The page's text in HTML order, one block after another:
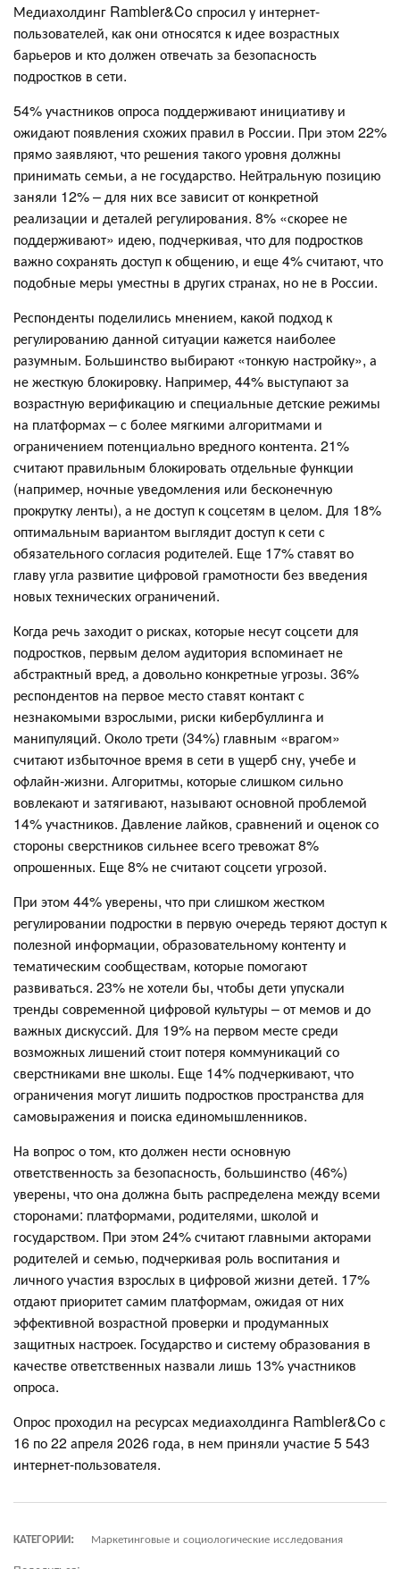
Медиахолдинг Rambler&Co спросил у интернет-
пользователей, как они относятся к идее возрастных
барьеров и кто должен отвечать за безопасность
подростков в сети.
54% участников опроса поддерживают инициативу и
ожидают появления схожих правил в России. При этом 22%
прямо заявляют, что решения такого уровня должны
принимать семьи, а не государство. Нейтральную позицию
заняли 12% – для них все зависит от конкретной
реализации и деталей регулирования. 8% «скорее не
поддерживают» идею, подчеркивая, что для подростков
важно сохранять доступ к общению, и еще 4% считают, что
подобные меры уместны в других странах, но не в России.
Респонденты поделились мнением, какой подход к
регулированию данной ситуации кажется наиболее
разумным. Большинство выбирают «тонкую настройку», а
не жесткую блокировку. Например, 44% выступают за
возрастную верификацию и специальные детские режимы
на платформах – с более мягкими алгоритмами и
ограничением потенциально вредного контента. 21%
считают правильным блокировать отдельные функции
(например, ночные уведомления или бесконечную
прокрутку ленты), а не доступ к соцсетям в целом. Для 18%
оптимальным вариантом выглядит доступ к сети с
обязательного согласия родителей. Еще 17% ставят во
главу угла развитие цифровой грамотности без введения
новых технических ограничений.
Когда речь заходит о рисках, которые несут соцсети для
подростков, первым делом аудитория вспоминает не
абстрактный вред, а довольно конкретные угрозы. 36%
респондентов на первое место ставят контакт с
незнакомыми взрослыми, риски кибербуллинга и
манипуляций. Около трети (34%) главным «врагом»
считают избыточное время в сети в ущерб сну, учебе и
офлайн‑жизни. Алгоритмы, которые слишком сильно
вовлекают и затягивают, называют основной проблемой
14% участников. Давление лайков, сравнений и оценок со
стороны сверстников сильнее всего тревожат 8%
опрошенных. Еще 8% не считают соцсети угрозой.
При этом 44% уверены, что при слишком жестком
регулировании подростки в первую очередь теряют доступ к
полезной информации, образовательному контенту и
тематическим сообществам, которые помогают
развиваться. 23% не хотели бы, чтобы дети упускали
тренды современной цифровой культуры – от мемов и до
важных дискуссий. Для 19% на первом месте среди
возможных лишений стоит потеря коммуникаций со
сверстниками вне школы. Еще 14% подчеркивают, что
ограничения могут лишить подростков пространства для
самовыражения и поиска единомышленников.
На вопрос о том, кто должен нести основную
ответственность за безопасность, большинство (46%)
уверены, что она должна быть распределена между всеми
сторонами: платформами, родителями, школой и
государством. При этом 24% считают главными акторами
родителей и семью, подчеркивая роль воспитания и
личного участия взрослых в цифровой жизни детей. 17%
отдают приоритет самим платформам, ожидая от них
эффективной возрастной проверки и продуманных
защитных настроек. Государство и систему образования в
качестве ответственных назвали лишь 13% участников
опроса.
Опрос проходил на ресурсах медиахолдинга Rambler&Co с
16 по 22 апреля 2026 года, в нем приняли участие 5 543
интернет-пользователя.
КАТЕГОРИИ: Маркетинговые и социологические исследования